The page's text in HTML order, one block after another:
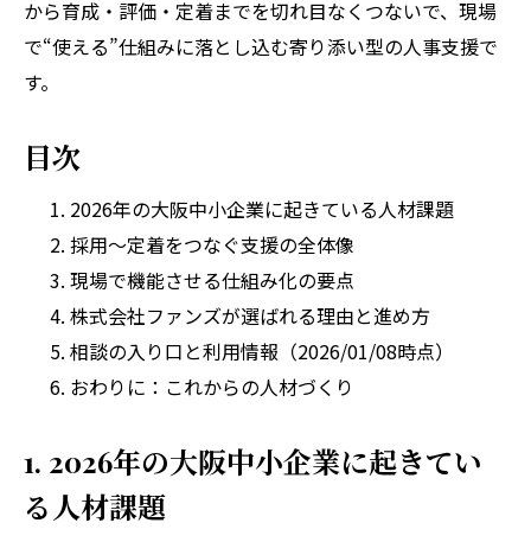
から育成・評価・定着までを切れ目なくつないで、現場
で“使える”仕組みに落とし込む寄り添い型の人事支援で
す。
目次
2026年の大阪中小企業に起きている人材課題
採用〜定着をつなぐ支援の全体像
現場で機能させる仕組み化の要点
株式会社ファンズが選ばれる理由と進め方
相談の入り口と利用情報（2026/01/08時点）
おわりに：これからの人材づくり
1. 2026年の大阪中小企業に起きてい
る人材課題